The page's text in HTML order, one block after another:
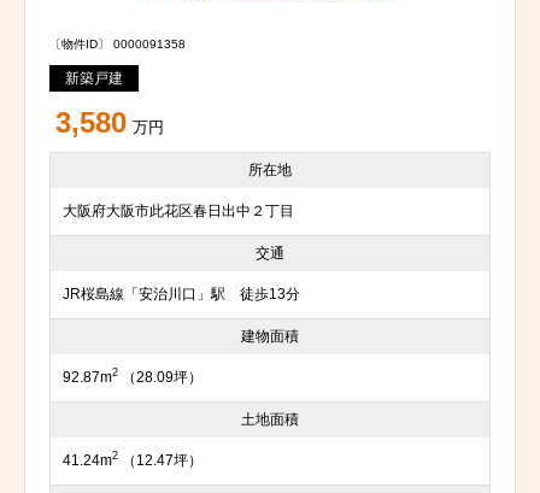
〔物件ID〕 0000091358
新築戸建
3,580 万円
所在地
大阪府大阪市此花区春日出中２丁目
交通
JR桜島線「安治川口」駅 徒歩13分
建物面積
92.87m2 （28.09坪）
土地面積
41.24m2 （12.47坪）